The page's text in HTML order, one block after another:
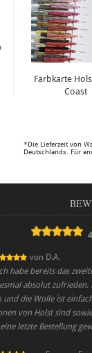
Farbkarte
Coast
*Die Lieferzeit von
Deutschlands. Für
von D.A.
habe bereits das
absolut
und die Wolle ist
von Holst sind
letzte Bestellung